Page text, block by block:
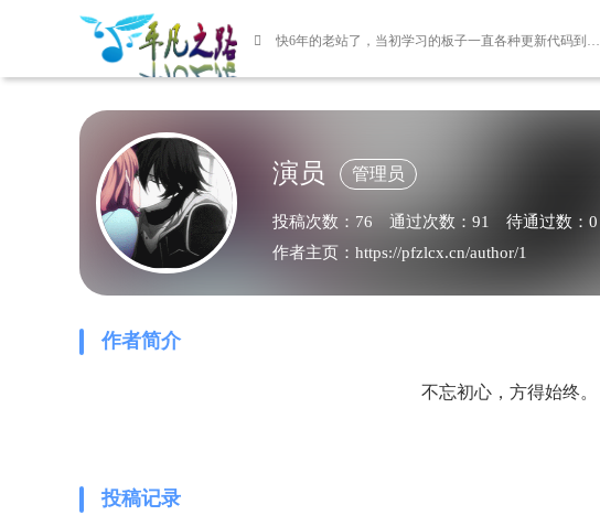
快6年的老站了，当初学习的板子一直各种更新代码到如今！麻雀虽小，但是五章俱全。有时间再研究吧！
演员 管理员
投稿次数：76 通过次数：91 待通过数：0
作者主页：https://pfzlcx.cn/author/1
作者简介
不忘初心，方得始终。
投稿记录